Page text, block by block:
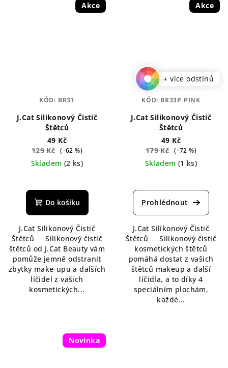
Akce
J.Cat Silikonový Čistič
Štětců
49 Kč
129 Kč (–62 %)
Skladem (2 ks)
hodnocení
produktu
z
5
hvězdiček.
Do košíku
J.Cat Silikonový Čistič
Štětců Silikonový čistič
štětců od J.Cat Beauty vám
pomůže jemně odstranit
zbytky make-upu a dalších
líčidel z vašich
kosmetických...
KÓD: BR31
Akce
+ více odstínů
J.Cat Silikonový Čistič
Štětců
49 Kč
179 Kč (–72 %)
Skladem (1 ks)
J.Cat Silikonový Čistič
Štětců Silikonový čistič
kosmetických štětců
pomáhá dostat z vašich
štětců makeup a další
líčidla, a to díky 4
speciálním plochám,
každé...
KÓD: BR33P PINK
Novinka